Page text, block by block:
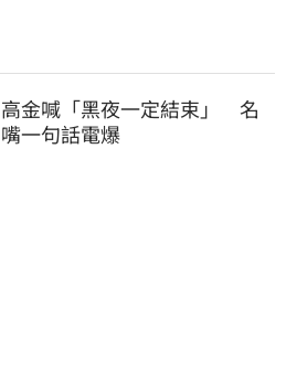
高金喊「黑夜一定結束」　名
嘴一句話電爆